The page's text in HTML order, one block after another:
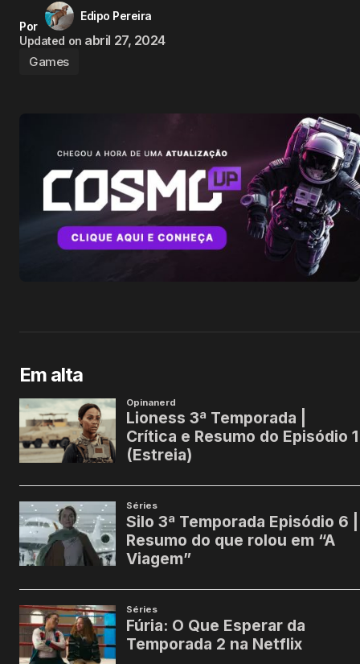
Por
Edipo Pereira
Updated on abril 27, 2024
Games
Em alta